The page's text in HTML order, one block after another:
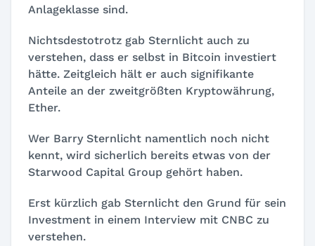
Anlageklasse sind.
Nichtsdestotrotz gab Sternlicht auch zu
verstehen, dass er selbst in Bitcoin investiert
hätte. Zeitgleich hält er auch signifikante
Anteile an der zweitgrößten Kryptowährung,
Ether.
Wer Barry Sternlicht namentlich noch nicht
kennt, wird sicherlich bereits etwas von der
Starwood Capital Group gehört haben.
Erst kürzlich gab Sternlicht den Grund für sein
Investment in einem Interview mit CNBC zu
verstehen.